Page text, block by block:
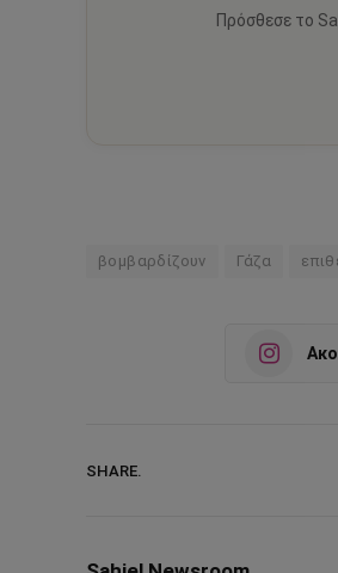
Πρόσθεσε το
βομβαρδίζουν Γάζα
SHARE.